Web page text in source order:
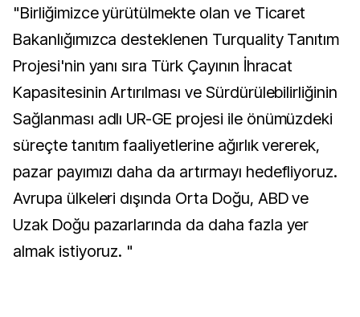
"Birliğimizce yürütülmekte olan ve Ticaret
Bakanlığımızca desteklenen Turquality Tanıtım
Projesi'nin yanı sıra Türk Çayının İhracat
Kapasitesinin Artırılması ve Sürdürülebilirliğinin
Sağlanması adlı UR-GE projesi ile önümüzdeki
süreçte tanıtım faaliyetlerine ağırlık vererek,
pazar payımızı daha da artırmayı hedefliyoruz.
Avrupa ülkeleri dışında Orta Doğu, ABD ve
Uzak Doğu pazarlarında da daha fazla yer
almak istiyoruz. "